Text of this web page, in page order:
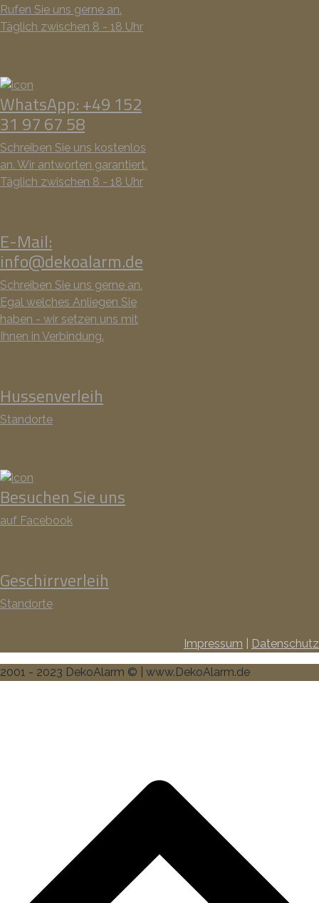
Rufen Sie uns gerne an.
Täglich zwischen 8 - 18 Uhr
WhatsApp: +49 152
31 97 67 58
Schreiben Sie uns kostenlos
an. Wir antworten garantiert.
Täglich zwischen 8 - 18 Uhr
E-Mail:
info@dekoalarm.de
Schreiben Sie uns gerne an.
Egal welches Anliegen Sie
haben - wir setzen uns mit
Ihnen in Verbindung.
Hussenverleih
Standorte
Besuchen Sie uns
auf Facebook
Geschirrverleih
Standorte
Impressum Datenschutz
2001 - 2023 DekoAlarm © | www.DekoAlarm.de